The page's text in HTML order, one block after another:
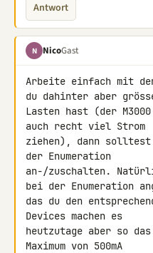
Antwort
N NicoGast
Arbeite einfach mit
du dahinter aber
Lasten hast (der
auch recht viel Strom
ziehen), dann solltest
der Enumeration
an-/zuschalten.
bei der Enumeration
das du den
Devices machen es
heutzutage aber so
Maximum von 500mA